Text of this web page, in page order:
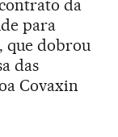
da
para
que dobrou
das
Covaxin